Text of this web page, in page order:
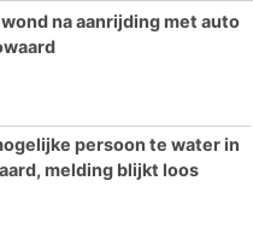
na aanrijding met auto
persoon te water in
melding blijkt loos